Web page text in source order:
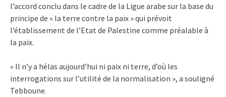
l’accord conclu dans le cadre de la Ligue arabe sur la base du
principe de « la terre contre la paix » qui prévoit
l’établissement de l’Etat de Palestine comme préalable à
la paix.
« Il n’y a hélas aujourd’hui ni paix ni terre, d’où les
interrogations sur l’utilité de la normalisation », a souligné
Tebboune.